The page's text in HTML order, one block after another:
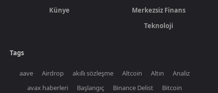
Künye
Merkezsiz Finans
Teknoloji
Tags
aave Airdrop akıllı sözleşme Altcoin Altın
Analiz
avax haberleri
Başlangıç Binance Delist
Bitcoin